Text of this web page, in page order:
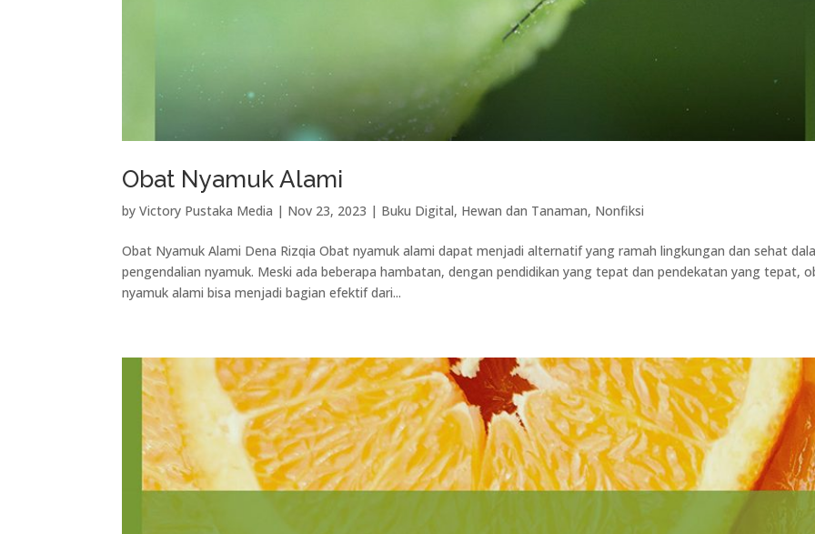
Obat Nyamuk Alami
byVictory Pustaka Media | Nov 23, 2023 | Buku Digital, Hewan dan Tanaman, Nonfiksi
Obat Nyamuk Alami Dena Rizqia Obat nyamuk alami dapat menjadi alternatif yang ramah lingkungan dan sehat
pengendalian nyamuk. Meski ada beberapa hambatan, dengan pendidikan yang tepat dan pendekatan yang tepat,
nyamuk alami bisa menjadi bagian efektif dari...